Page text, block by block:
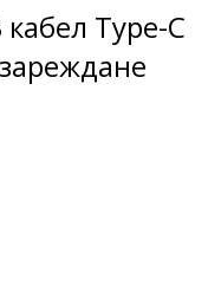
кабел Type-C